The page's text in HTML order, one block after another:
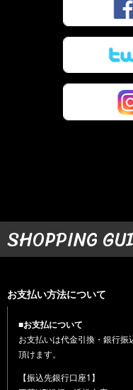
SHOPPING
お支払い方法について
■お支払について
お支払いは代金引換・銀行
頂けます。
【振込先銀行口座1】